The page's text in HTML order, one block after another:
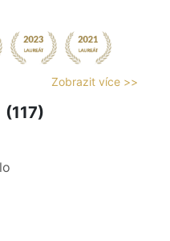
Zobrazit více >>
(117)